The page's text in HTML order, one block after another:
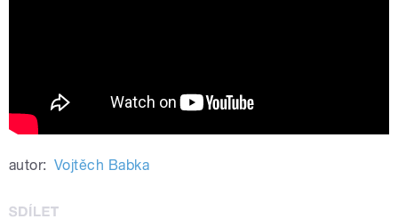
autor: Vojtěch Babka